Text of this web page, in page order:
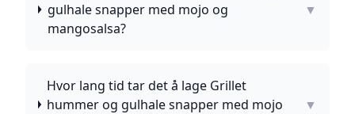
gulhale snapper med mojo og
mangosalsa?
▼
Hvor lang tid tar det å lage Grillet
hummer og gulhale snapper med mojo
▼